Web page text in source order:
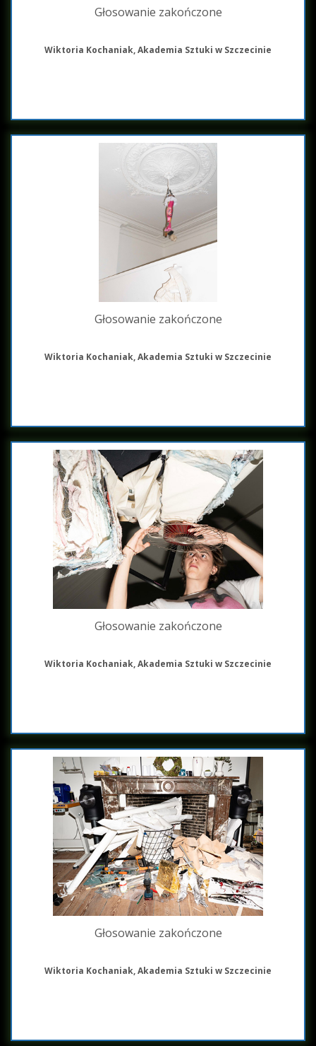
Głosowanie zakończone
Wiktoria Kochaniak, Akademia Sztuki w Szczecinie
Głosowanie zakończone
Wiktoria Kochaniak, Akademia Sztuki w Szczecinie
Głosowanie zakończone
Wiktoria Kochaniak, Akademia Sztuki w Szczecinie
Głosowanie zakończone
Wiktoria Kochaniak, Akademia Sztuki w Szczecinie